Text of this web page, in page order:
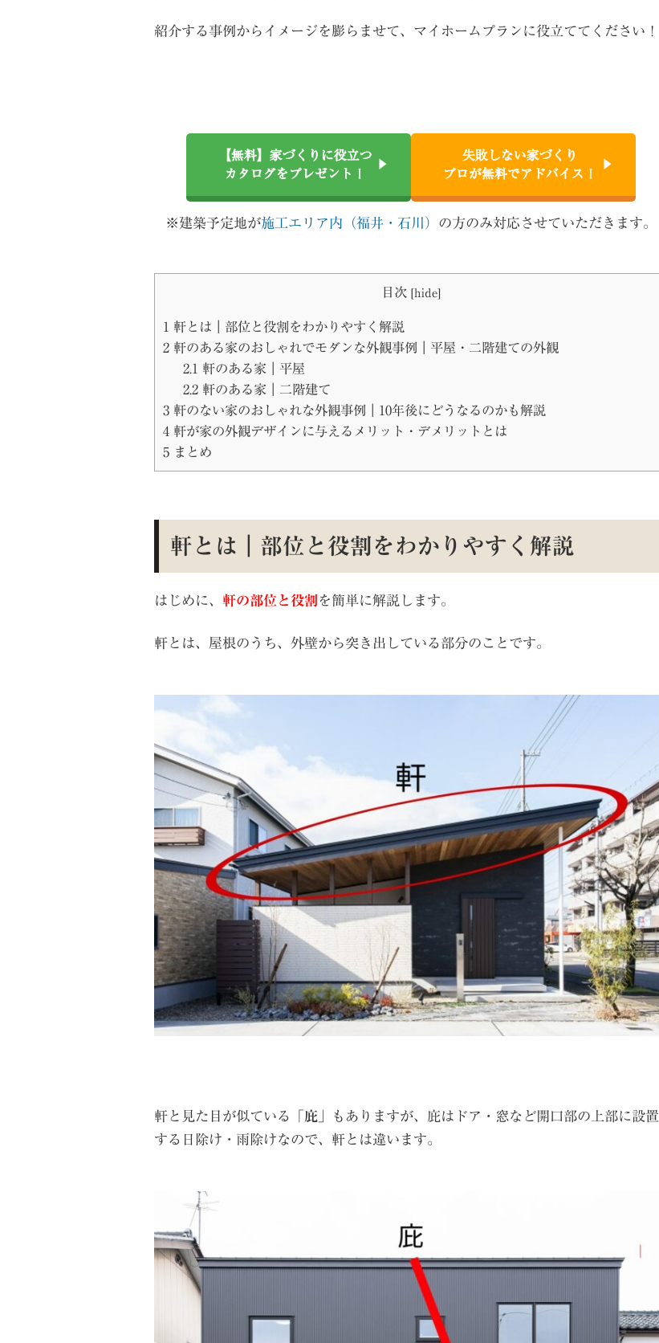
紹介する事例からイメージを膨らませて、マイホームプランに役立ててください！
【無料】家づくりに役立つ
カタログをプレゼント！
失敗しない家づくり
プロが無料でアドバイス！
※建築予定地が施工エリア内（福井・石川） の方のみ対応させていただきます。
目次 [hide]
1
軒とは｜部位と役割をわかりやすく解説
2 軒のある家のおしゃれでモダンな外観事例｜平屋・二階建ての外観
2.1
軒のある家｜平屋
2.2軒のある家｜二階建て
3 軒のない家のおしゃれな外観事例｜10年後にどうなるのかも解説
4 軒が家の外観デザインに与えるメリット・デメリットとは
5 まとめ
軒とは｜部位と役割をわかりやすく解説
はじめに、 軒の部位と役割 を簡単に解説します。
軒とは、屋根のうち、外壁から突き出している部分のことです。
軒と見た目が似ている「 庇 」もありますが、庇はドア・窓など開口部の上部に設置
する日除け・雨除けなので、軒とは違います。